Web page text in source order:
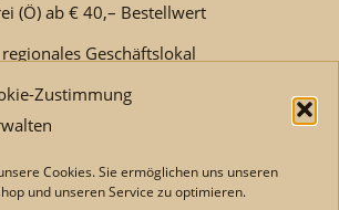
Zustimmung
Cookies. Sie ermöglichen uns unseren
und unseren Service zu optimieren.
(Ö) ab € 40,– Bestellwert
Geschäftslokal
| Tel +431 3054145